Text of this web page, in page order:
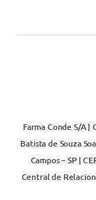
Farma Conde S/A
Batista de Souza
Campos – SP |
Central de